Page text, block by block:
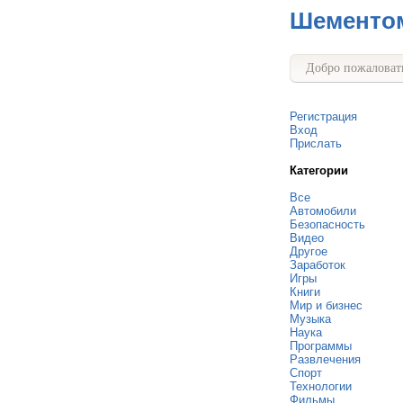
Добро
Регистрация
Вход
Прислать
Категории
Все
Автомобили
Безопасность
Видео
Другое
Заработок
Игры
Книги
Мир и бизнес
Музыка
Наука
Программы
Развлечения
Спорт
Технологии
Фильмы